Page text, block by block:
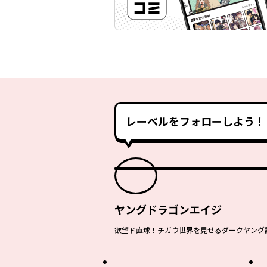
レーベルをフォローしよう！
ヤングドラゴンエイジ
欲望ド直球！チガウ世界を見せるダークヤング